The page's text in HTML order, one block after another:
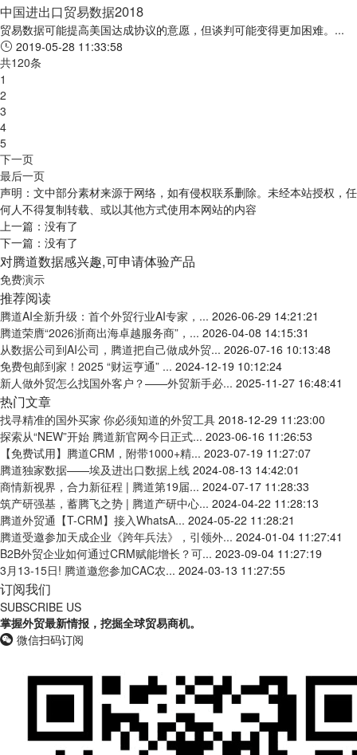
中国进出口贸易数据2018
贸易数据可能提高美国达成协议的意愿，但谈判可能变得更加困难。...
2019-05-28 11:33:58
共120条
1
2
3
4
5
下一页
最后一页
声明：文中部分素材来源于网络，如有侵权联系删除。未经本站授权，任
何人不得复制转载、或以其他方式使用本网站的内容
上一篇：没有了
下一篇：没有了
对腾道数据感兴趣,可申请体验产品
免费演示
推荐阅读
腾道AI全新升级：首个外贸行业AI专家，... 2026-06-29 14:21:21
腾道荣膺“2026浙商出海卓越服务商”，... 2026-04-08 14:15:31
从数据公司到AI公司，腾道把自己做成外贸... 2026-07-16 10:13:48
免费包邮到家！2025 “财运亨通” ... 2024-12-19 10:12:24
新人做外贸怎么找国外客户？——外贸新手必... 2025-11-27 16:48:41
热门文章
找寻精准的国外买家 你必须知道的外贸工具 2018-12-29 11:23:00
探索从“NEW”开始 腾道新官网今日正式... 2023-06-16 11:26:53
【免费试用】腾道CRM，附带1000+精... 2023-07-19 11:27:07
腾道独家数据——埃及进出口数据上线 2024-08-13 14:42:01
商情新视界，合力新征程 | 腾道第19届... 2024-07-17 11:28:33
筑产研强基，蓄腾飞之势 | 腾道产研中心... 2024-04-22 11:28:13
腾道外贸通【T-CRM】接入WhatsA... 2024-05-22 11:28:21
腾道受邀参加天成企业《跨年兵法》，引领外... 2024-01-04 11:27:41
B2B外贸企业如何通过CRM赋能增长？可... 2023-09-04 11:27:19
3月13-15日! 腾道邀您参加CAC农... 2024-03-13 11:27:55
订阅我们
SUBSCRIBE US
掌握外贸最新情报，挖掘全球贸易商机。
微信扫码订阅